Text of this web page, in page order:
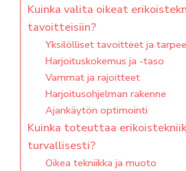
Kuinka valita oikeat
tavoitteisiin?
Yksilölliset tavoitteet ja
Harjoituskokemus ja -taso
Vammat ja rajoitteet
Harjoitusohjelman rakenne
Ajankäytön optimointi
Kuinka toteuttaa
turvallisesti?
Oikea tekniikka ja muoto